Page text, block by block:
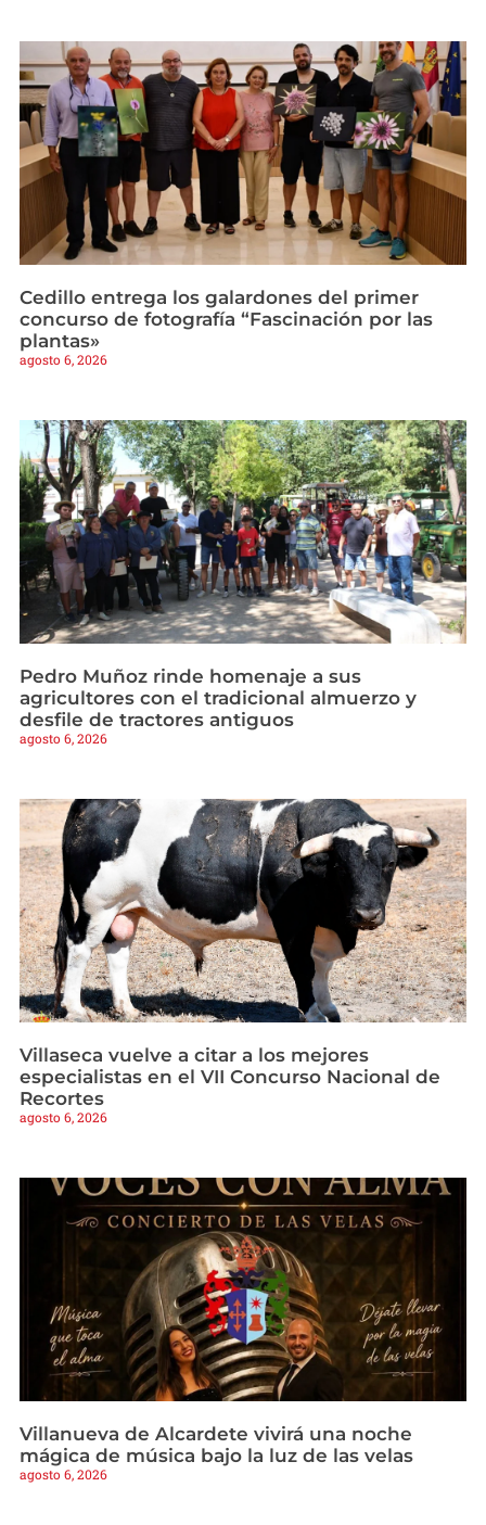
Cedillo entrega los galardones del primer
concurso de fotografía “Fascinación por las
plantas»
agosto 6, 2026
Pedro Muñoz rinde homenaje a sus
agricultores con el tradicional almuerzo y
desfile de tractores antiguos
agosto 6, 2026
Villaseca vuelve a citar a los mejores
especialistas en el VII Concurso Nacional de
Recortes
agosto 6, 2026
Villanueva de Alcardete vivirá una noche
mágica de música bajo la luz de las velas
agosto 6, 2026